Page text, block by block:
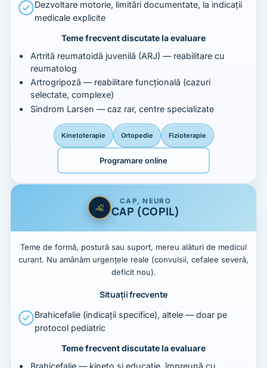
Dezvoltare motorie, limitări documentate, la indicații
medicale explicite
Teme frecvent discutate la evaluare
Artrită reumatoidă juvenilă (ARJ) — reabilitare cu
reumatolog
Artrogripoză — reabilitare funcțională (cazuri
selectate, complexe)
Sindrom Larsen — caz rar, centre specializate
Kinetoterapie Ortopedie Fizioterapie
Programare online
CAP, NEURO
CAP (COPIL)
Teme de formă, postură sau suport, mereu alături de medicul
curant. Nu amânăm urgențele reale (convulsii, cefalee severă,
deficit nou).
Situații frecvente
Brahicefalie (indicații specifice), altele — doar pe
protocol pediatric
Teme frecvent discutate la evaluare
Brahicefalie — kineto și educație, împreună cu